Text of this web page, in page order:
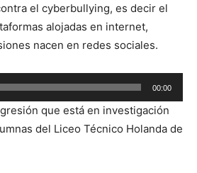
el cyberbullying, es decir el
alojadas en internet,
nacen en redes sociales.
00:00
que está en investigación
del Liceo Técnico Holanda de